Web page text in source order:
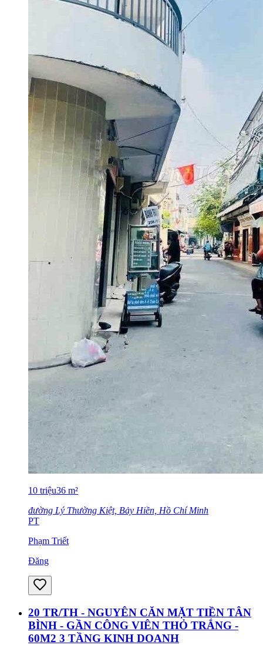
10 triệu36 m²
đường Lý Thường Kiệt, Bảy Hiền, Hồ Chí Minh
PT
Phạm Triết
Đăng
20 TR/TH - NGUYÊN CĂN MẶT TIỀN TÂN
BÌNH - GẦN CÔNG VIÊN THỎ TRẮNG -
60M2 3 TẦNG KINH DOANH